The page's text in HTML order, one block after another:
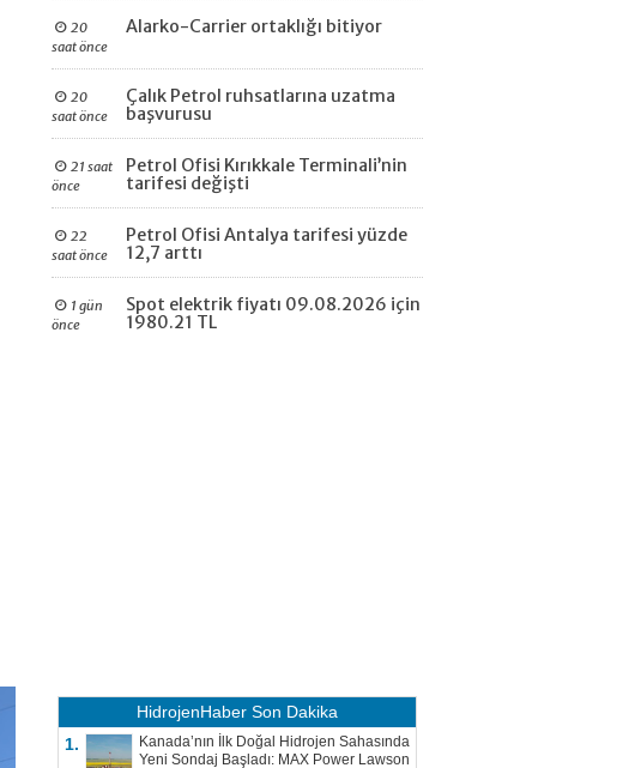
20
saat önce
Alarko-Carrier ortaklığı bitiyor
20
saat önce
Çalık Petrol ruhsatlarına uzatma
başvurusu
21 saat
önce
Petrol Ofisi Kırıkkale Terminali’nin
tarifesi değişti
22
saat önce
Petrol Ofisi Antalya tarifesi yüzde
12,7 arttı
1 gün
önce
Spot elektrik fiyatı 09.08.2026 için
1980.21 TL
HidrojenHaber Son Dakika
1.
Kanada’nın İlk Doğal Hidrojen Sahasında
Yeni Sondaj Başladı: MAX Power Lawson